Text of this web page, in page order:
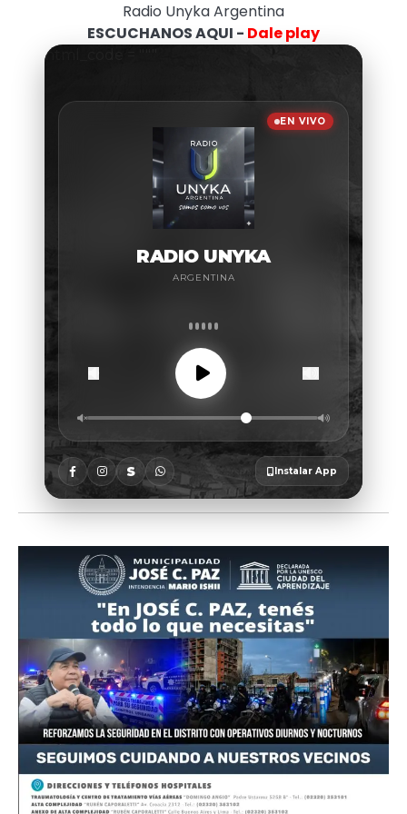
Radio Unyka Argentina
ESCUCHANOS AQUI - Dale play